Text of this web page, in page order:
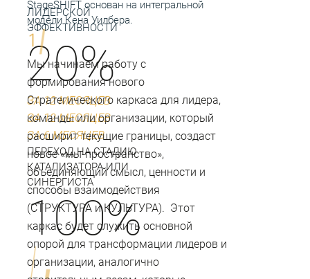
ЛИДЕРСКОЙ
ЭФФЕКТИВНОСТИ
20%
ЗА 12 МЕСЯЦЕВ
ЗА 12 МЕСЯЦЕВ
ЗА 6 МЕСЯЦЕВ
ПЕРЕХОД НА СТАДИЮ
КАТАЛИЗАТОРА ИЛИ
СИНЕРГИСТА
100%
StageSHIFT основан на интегральной
модели Кена Уилбера.
Мы начинаем работу с
формирования нового
Стратегического каркаса для лидера,
команды или организации, который
расширит текущие границы, создаст
новое «мы-пространство»,
объединяющий смысл, ценности и
способы взаимодействия
(СТРУКТУРА и КУЛЬТУРА). Этот
каркас будет служить основной
опорой для трансформации лидеров и
организации, аналогично